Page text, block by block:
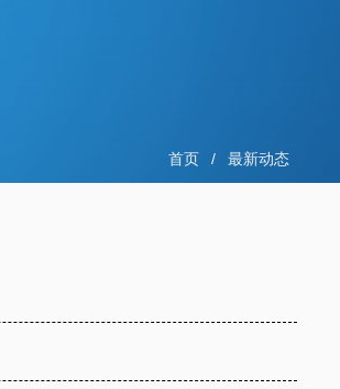
首页 / 最新动态